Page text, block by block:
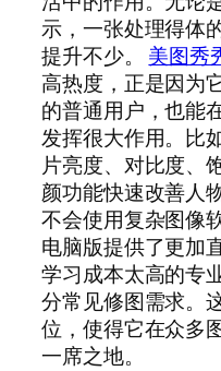
示，一张处理得体
提升不少。 美图秀
高热度，正是因为
的普通用户，也能
发挥很大作用。比
片亮度、对比度、
颜功能快速改善人
不会使用复杂图像
电脑版提供了更加
学习成本太高的专
分常见修图需求。
位，使得它在众多
一席之地。